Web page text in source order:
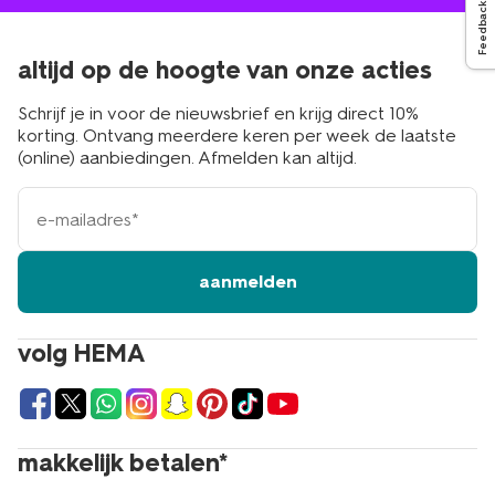
volg HEMA
makkelijk betalen*
altijd op de hoogte van onze acties
Schrijf je in voor de nieuwsbrief en krijg direct 10%
korting. Ontvang meerdere keren per week de laatste
(online) aanbiedingen. Afmelden kan altijd.
e-
mailadres
aanmelden
Feedback